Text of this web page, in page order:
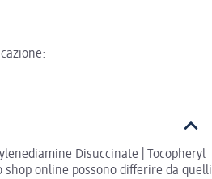
Disuccinate | Tocopheryl
online possono differire da quelli